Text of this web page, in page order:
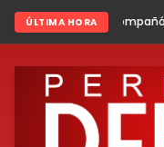
ÚLTIMA HORA
al gobernador en gira de